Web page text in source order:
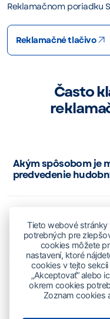
Reklamačnom poriadku
Reklamačné tlačivo
Často
Akým spôsobom je
predvedenie
reklamácie za
zahraničí?
Za aké obdobie
reklamáciu v
Tieto webové stránky
potrebných pre
cookies môžete
nastavení, ktoré
cookies v tejto sekcii
„Akceptovať“ alebo
okrem cookies
Zoznam cookies